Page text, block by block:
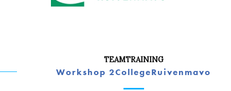
TEAMTRAINING
Workshop 2CollegeRuivenmavo